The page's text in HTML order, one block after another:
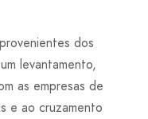
dos
levantamento,
as empresas de
e ao cruzamento